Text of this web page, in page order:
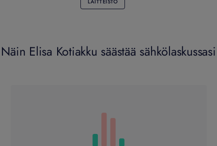
Näin Elisa Kotiakku säästää sähkölaskussasi